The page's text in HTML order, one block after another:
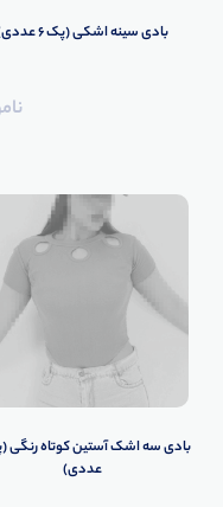
بادی سینه اشکی (پک 6 عددی)
عددی)